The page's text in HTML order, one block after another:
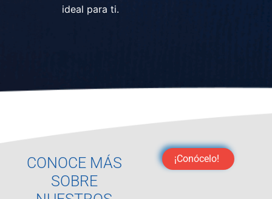
ideal para ti.
CONOCE MÁS
SOBRE
¡Conócelo!